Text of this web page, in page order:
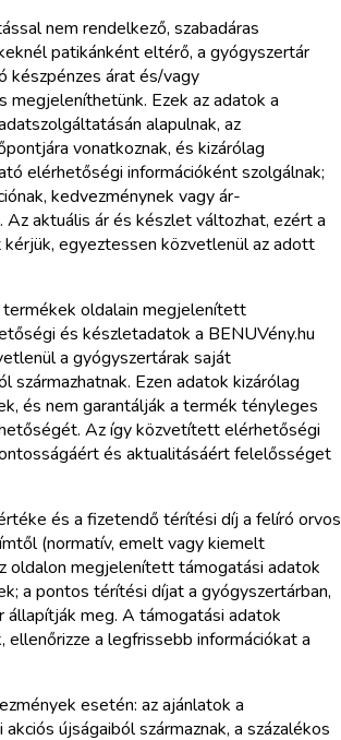
nem rendelkező, szabadáras
patikánként eltérő, a gyógyszertár
árat és/vagy
megjeleníthetünk. Ezek az adatok a
alapulnak, az
vonatkoznak, és kizárólag
elérhetőségi információként szolgálnak;
kedvezménynek vagy ár-
Az aktuális ár és készlet változhat, ezért a
egyeztessen közvetlenül az adott
oldalain megjelenített
és készletadatok a BENUVény.hu
a gyógyszertárak saját
származhatnak. Ezen adatok kizárólag
és nem garantálják a termék tényleges
Az így közvetített elérhetőségi
és aktualitásáért felelősséget
és a fizetendő térítési díj a felíró orvos
(normatív, emelt vagy kiemelt
oldalon megjelenített támogatási adatok
a pontos térítési díjat a gyógyszertárban,
állapítják meg. A támogatási adatok
ellenőrizze a legfrissebb információkat a
esetén: az ajánlatok a
újságaiból származnak, a százalékos